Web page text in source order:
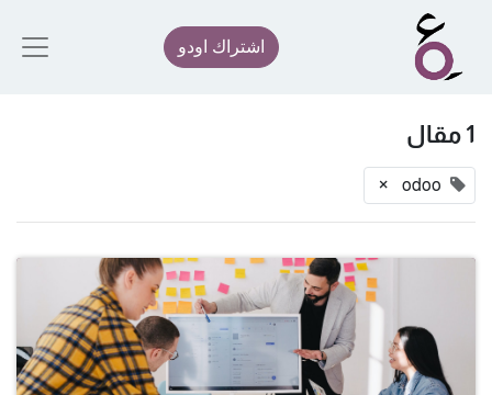
اشتراك اودو
1 مقال
odoo
×